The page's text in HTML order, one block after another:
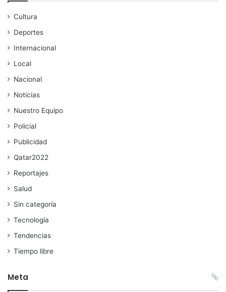
Cultura
Deportes
Internacional
Local
Nacional
Noticias
Nuestro Equipo
Policial
Publicidad
Qatar2022
Reportajes
Salud
Sin categoría
Tecnología
Tendencias
Tiempo libre
Meta